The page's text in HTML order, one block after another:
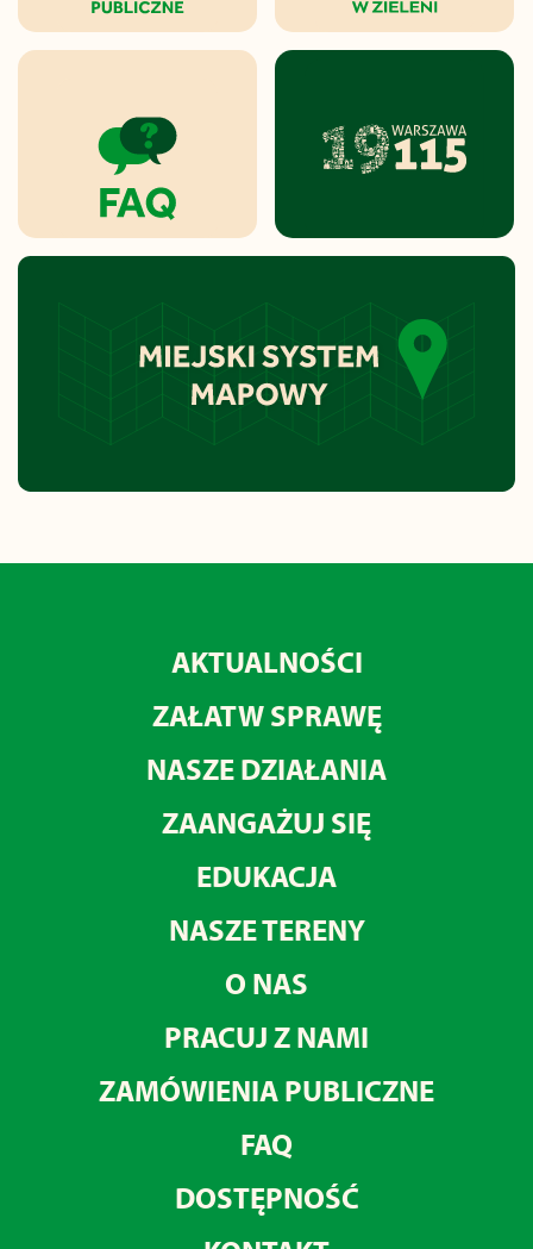
AKTUALNOŚCI
ZAŁATW SPRAWĘ
NASZE DZIAŁANIA
ZAANGAŻUJ SIĘ
EDUKACJA
NASZE TERENY
O NAS
PRACUJ Z NAMI
ZAMÓWIENIA PUBLICZNE
FAQ
DOSTĘPNOŚĆ